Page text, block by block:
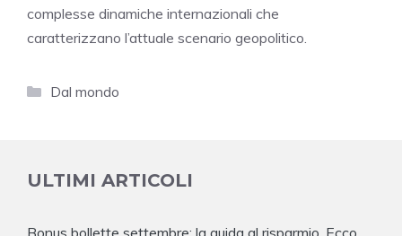
complesse dinamiche internazionali che
caratterizzano l’attuale scenario geopolitico.
Categorie
Dal mondo
ULTIMI ARTICOLI